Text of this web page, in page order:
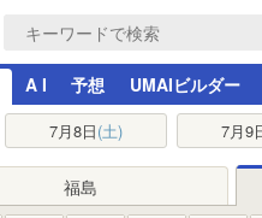
A I 予想 UMAIビルダー
7月8日(土) 7月9
福島